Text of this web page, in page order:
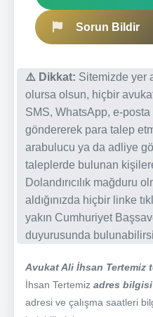
Sorun Bildir
⚠️ Dikkat: Sitemizde yer
olursa olsun, hiçbir
SMS, WhatsApp, e-
göndererek para talep
arabulucu ya da adliye
taleplerde bulunan
Dolandırıcılık mağduru
aldığınızda hiçbir linke
yakın Cumhuriyet
duyurusunda
Avukat Ali İhsan Tertemiz
İhsan Tertemiz adres bilgisi
adresi ve çalışma saatleri